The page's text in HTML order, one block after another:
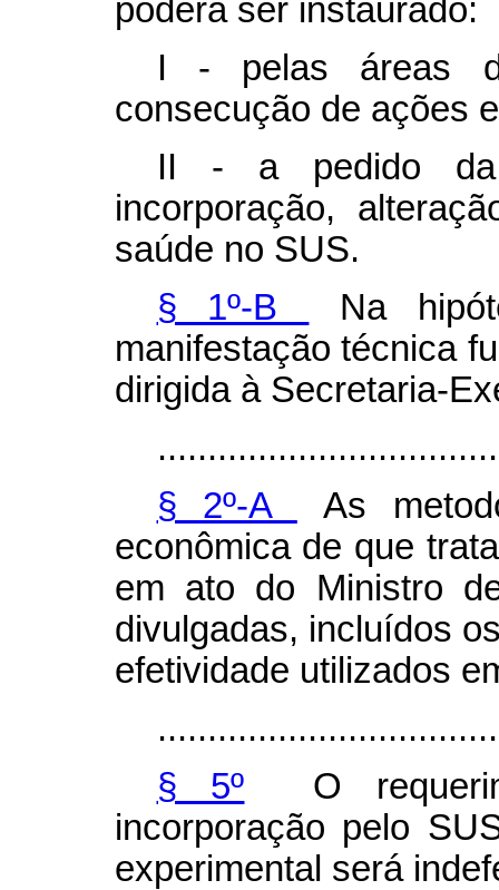
poderá ser instaurado:
I - pelas áreas
consecução de ações
II - a pedido da
incorporação,
saúde no SUS.
§ 1º-B
Na
manifestação técnica
dirigida à Secretaria-
§ 2º-A
As
econômica de que
em ato do Ministro
divulgadas, incluídos
efetividade utilizados
§ 5º O
incorporação pelo
experimental será